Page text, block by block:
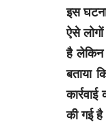
इस
ऐसे
है लेकिन
बताया
की गई